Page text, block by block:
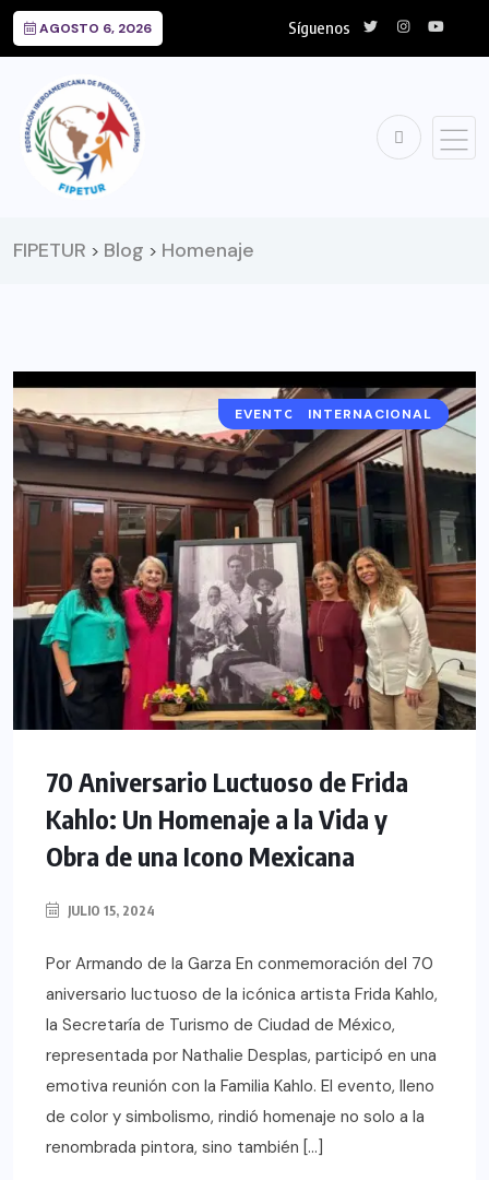
AGOSTO 6, 2026 Síguenos
FIPETUR > Blog > Homenaje
EVENTOS Y EXPOSICIONES
INTERNACIONAL
70 Aniversario Luctuoso de Frida
Kahlo: Un Homenaje a la Vida y
Obra de una Icono Mexicana
JULIO 15, 2024
Por Armando de la Garza En conmemoración del 70
aniversario luctuoso de la icónica artista Frida Kahlo,
la Secretaría de Turismo de Ciudad de México,
representada por Nathalie Desplas, participó en una
emotiva reunión con la Familia Kahlo. El evento, lleno
de color y simbolismo, rindió homenaje no solo a la
renombrada pintora, sino también […]